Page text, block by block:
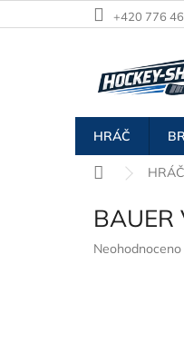
na
+420 776
HRÁČ
Domů HRÁČ
BAUER
Průměrné
Neohodnoceno